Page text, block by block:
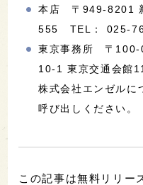
本店 〒949-8201
555 TEL： 025-
東京事務所 〒100-
10-1 東京交通会
株式会社エンゼルに
呼び出しください。
この記事は無料リリー